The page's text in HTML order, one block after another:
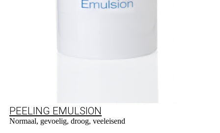
PEELING EMULSION
Normaal, gevoelig, droog, veeleisend